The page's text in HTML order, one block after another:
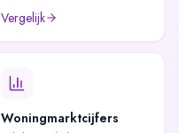
Vergelijk
Woningmarktcijfers